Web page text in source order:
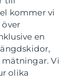
kommer vi
en
Vi
olika